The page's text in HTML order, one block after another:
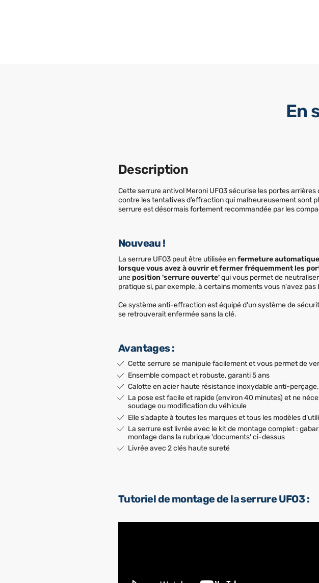
En
Description
Cette serrure antivol Meroni UFO3 sécurise les portes
contre les tentatives d’effraction qui malheureusement sont
serrure est désormais fortement recommandée par les
Nouveau !
La serrure UFO3 peut être utilisée enfermeture automatique
lorsque vous avez à ouvrir et fermer fréquemment les
uneposition 'serrure ouverte'qui vous permet de
pratique si, par exemple, à certains moments vous n'avez
Ce système anti-effraction est équipé d'un système de
se retrouverait enfermée sans la clé.
Avantages :
Cette serrure se manipule facilement et vous permet de
Ensemble compact et robuste, garanti 5 ans
Calotte en acier haute résistance inoxydable anti-
La pose est facile et rapide (environ 40 minutes) et ne
soudage ou modification du véhicule
Elle s’adapte à toutes les marques et tous les modèles
La serrure est livrée avec le kit de montage complet :
montage dans la rubrique 'documents' ci-dessus
Livrée avec 2 clés haute sureté
Tutoriel de montage de la serrure UFO3 :